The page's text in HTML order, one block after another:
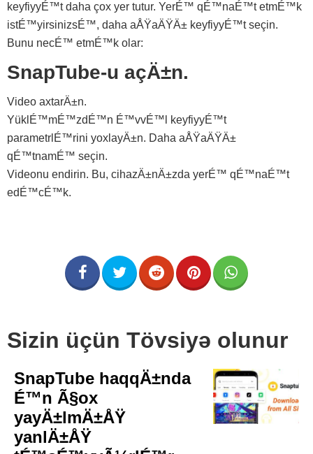
keyfiyyÉ™t daha çox yer tutur. YerÉ™ qÉ™naÉ™t etmÉ™k
istÉ™yirsinizsÉ™, daha aÅŸaÄŸÄ± keyfiyyÉ™t seçin.
Bunu necÉ™ etmÉ™k olar:
SnapTube-u açÄ±n.
Video axtarÄ±n.
YüklÉ™mÉ™zdÉ™n É™vvÉ™l keyfiyyÉ™t
parametrlÉ™rini yoxlayÄ±n. Daha aÅŸaÄŸÄ±
qÉ™tnamÉ™ seçin.
Videonu endirin. Bu, cihazÄ±nÄ±zda yerÉ™ qÉ™naÉ™t
edÉ™cÉ™k.
Sizin üçün Tövsiyə olunur
SnapTube haqqÄ±nda
É™n Ã§ox
yayÄ±lmÄ±ÅŸ
yanlÄ±ÅŸ